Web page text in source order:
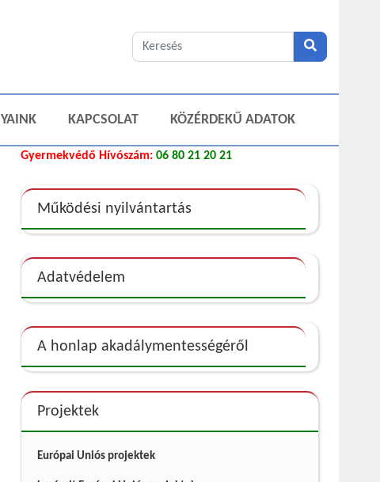
KAPCSOLAT KÖZÉRDEKŰ ADATOK
Gyermekvédő Hívószám: 06 80 21 20 21
Működési nyilvántartás
Adatvédelem
A honlap akadálymentességéről
Projektek
Európai Uniós projektek